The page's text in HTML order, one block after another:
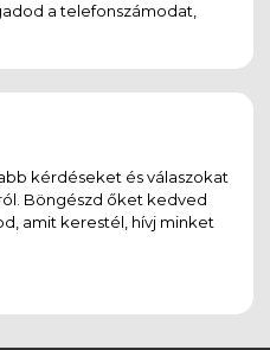
a telefonszámodat,
kérdéseket és válaszokat
Böngészd őket kedved
amit kerestél, hívj minket